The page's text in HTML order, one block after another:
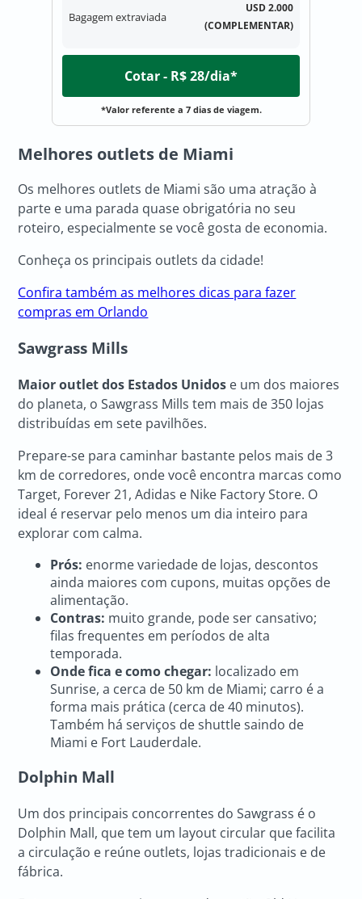
Bagagem extraviada
USD 2.000
(COMPLEMENTAR)
Cotar - R$ 28/dia*
*Valor referente a 7 dias de viagem.
Melhores outlets de Miami
Os melhores outlets de Miami são uma atração à
parte e uma parada quase obrigatória no seu
roteiro, especialmente se você gosta de economia.
Conheça os principais outlets da cidade!
Confira também as melhores dicas para fazer
compras em Orlando
Sawgrass Mills
Maior outlet dos Estados Unidos e um dos maiores
do planeta, o Sawgrass Mills tem mais de 350 lojas
distribuídas em sete pavilhões.
Prepare-se para caminhar bastante pelos mais de 3
km de corredores, onde você encontra marcas como
Target, Forever 21, Adidas e Nike Factory Store. O
ideal é reservar pelo menos um dia inteiro para
explorar com calma.
Prós: enorme variedade de lojas, descontos
ainda maiores com cupons, muitas opções de
alimentação.
Contras: muito grande, pode ser cansativo;
filas frequentes em períodos de alta
temporada.
Onde fica e como chegar: localizado em
Sunrise, a cerca de 50 km de Miami; carro é a
forma mais prática (cerca de 40 minutos).
Também há serviços de shuttle saindo de
Miami e Fort Lauderdale.
Dolphin Mall
Um dos principais concorrentes do Sawgrass é o
Dolphin Mall, que tem um layout circular que facilita
a circulação e reúne outlets, lojas tradicionais e de
fábrica.